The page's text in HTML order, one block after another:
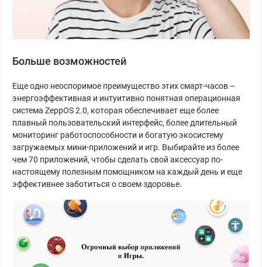
Больше возможностей
Еще одно неоспоримое преимущество этих смарт-часов –
энергоэффективная и интуитивно понятная операционная
система ZeppOS 2.0, которая обеспечивает еще более
плавный пользовательский интерфейс, более длительный
мониторинг работоспособности и богатую экосистему
загружаемых мини-приложений и игр. Выбирайте из более
чем 70 приложений, чтобы сделать свой аксессуар по-
настоящему полезным помощником на каждый день и еще
эффективнее заботиться о своем здоровье.